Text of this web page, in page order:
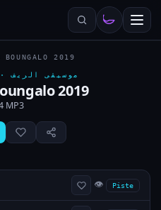
BOUNGALO 2019
·موسيقى الريف
2019
MP3
👁 Piste